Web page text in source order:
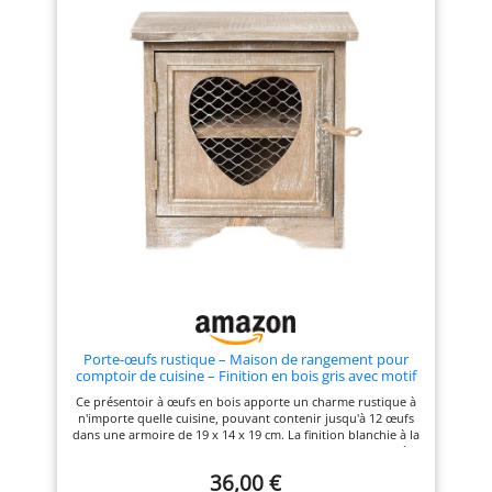
rangement, pratique à enlever
et placer les oeufs.
▶▶CONCEPTION
ANTIDERAPANTE: La base en
feutre fin antidérapante assure
que les oeufs ne tombent pas
facilement, peut également
protéger votre comptoir des
égratignures. ▶▶CONCEPTION
UNIQUE: Manière unique pour
stocker et afficher vos œufs
sur votre comptoir et le plan
de travail reste propre et
dégagé.
homogène à chaque utilisation
DESIGN COMPACT ET
PRATIQUE - Tous les
accessoires se rangent dans
l’appareil pour un gain de
place dans la cuisine
ACCESSOIRES INCLUS POUR
PLUS DE FACILITÉ - Plateau à
œufs pochés, gobelet doseur
et perce-œuf intégrés pour
une utilisation simple et
complète
Porte-œufs rustique – Maison de rangement pour
comptoir de cuisine – Finition en bois gris avec motif
de ferme – Organiseur pouvant contenir 12 œufs
Ce présentoir à œufs en bois apporte un charme rustique à
n'importe quelle cuisine, pouvant contenir jusqu'à 12 œufs
dans une armoire de 19 x 14 x 19 cm. La finition blanchie à la
chaux sur du bois marron clair ajoute un style rustique à
fenêtre en forme de cœur incrustée de grillage à poules,
36,00 €